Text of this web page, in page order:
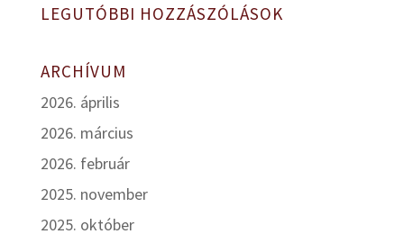
LEGUTÓBBI HOZZÁSZÓLÁSOK
ARCHÍVUM
2026. április
2026. március
2026. február
2025. november
2025. október